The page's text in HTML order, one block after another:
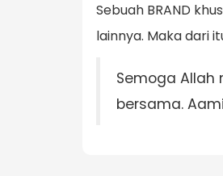
Sebuah BRAND
lainnya. Maka dari
Semoga Allah
bersama.